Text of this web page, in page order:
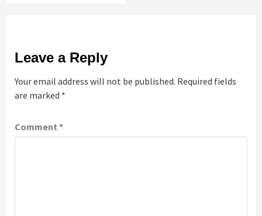
Leave a Reply
Your email address will not be published. Required fields
are marked *
Comment *